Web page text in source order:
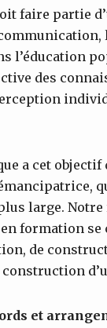
faire partie
l’éducation
des
a cet
large. Notre
formation
de
et